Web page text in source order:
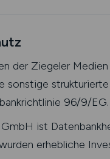
der Ziegeler
sonstige
96/9/EG.
ist
erhebliche